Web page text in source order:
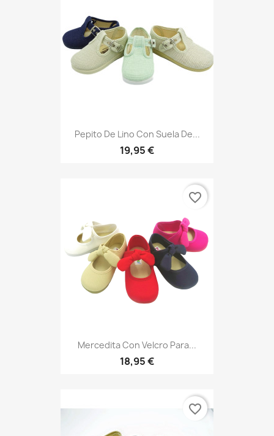
Pepito De Lino Con Suela De...
19,95 €
Mercedita Con Velcro Para...
18,95 €
favorite_border
favorite_border